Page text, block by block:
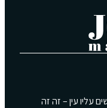
עליו עין – זה זה